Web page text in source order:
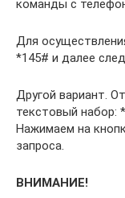
команды с
Для
*145# и далее
Другой вариант.
текстовый набор:
Нажимаем на
запроса.
ВНИМАНИЕ!